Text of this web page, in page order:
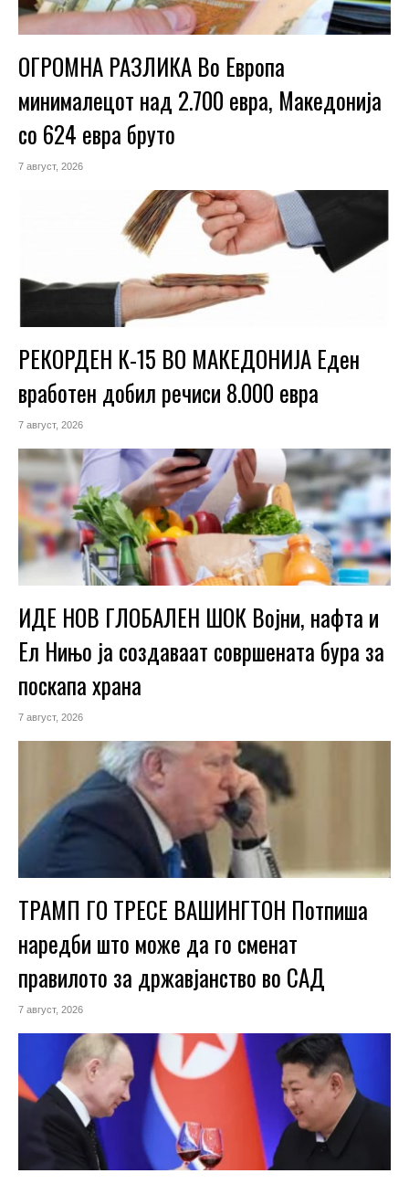
ОГРОМНА РАЗЛИКА Во Европа
минималецот над 2.700 евра, Македонија
со 624 евра бруто
7 август, 2026
РЕКОРДЕН К-15 ВО МАКЕДОНИЈА Еден
вработен добил речиси 8.000 евра
7 август, 2026
ИДЕ НОВ ГЛОБАЛЕН ШОК Војни, нафта и
Ел Нињо ја создаваат совршената бура за
поскапа храна
7 август, 2026
ТРАМП ГО ТРЕСЕ ВАШИНГТОН Потпиша
наредби што може да го сменат
правилото за државјанство во САД
7 август, 2026